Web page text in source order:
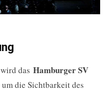
das Hamburger SV
die Sichtbarkeit des